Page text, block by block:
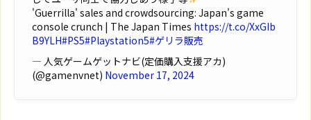
'Guerrilla' sales and crowdsourcing: Japan's game
console crunch | The Japan Times https://t.co/XxGIb
B9YLH#PS5#Playstation5#ゲリラ販売
— 人気ゲームゲットナビ(定価購入支援アカ)
(@gamenvnet) November 17, 2024